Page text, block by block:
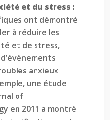
et du stress :
ont démontré
à réduire les
et de stress,
anxieux
une étude
of
en 2011 a montré